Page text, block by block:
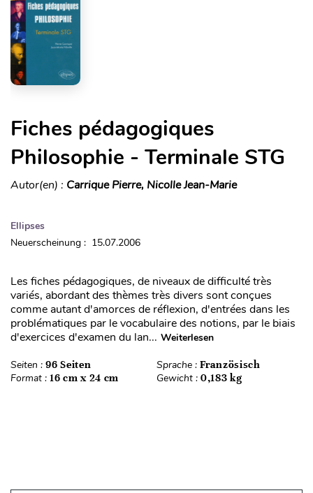
Fiches pédagogiques
Philosophie - Terminale STG
Autor(en) : Carrique Pierre, Nicolle Jean-Marie
Ellipses
Neuerscheinung : 15.07.2006
Les fiches pédagogiques, de niveaux de difficulté très
variés, abordant des thèmes très divers sont conçues
comme autant d'amorces de réflexion, d'entrées dans les
problématiques par le vocabulaire des notions, par le biais
d'exercices d'examen du lan... Weiterlesen
Seiten : 96 Seiten Sprache : Französisch
Format : 16 cm x 24 cm Gewicht : 0,183 kg